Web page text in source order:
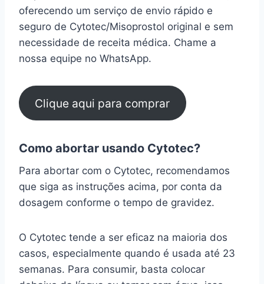
oferecendo um serviço de envio rápido e
seguro de Cytotec/Misoprostol original e sem
necessidade de receita médica. Chame a
nossa equipe no WhatsApp.
Clique aqui para comprar
Como abortar usando Cytotec?
Para abortar com o Cytotec, recomendamos
que siga as instruções acima, por conta da
dosagem conforme o tempo de gravidez.
O Cytotec tende a ser eficaz na maioria dos
casos, especialmente quando é usada até 23
semanas. Para consumir, basta colocar